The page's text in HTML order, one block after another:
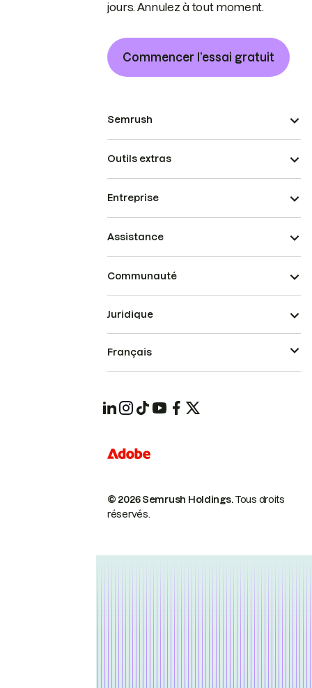
jours. Annulez à tout moment.
Commencer l’essai gratuit
Semrush
Outils extras
Entreprise
Assistance
Communauté
© 2026 Semrush Holdings.Tous droits
réservés.
Juridique
Français